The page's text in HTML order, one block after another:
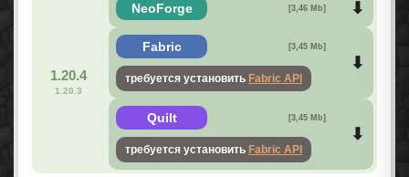
1.20.4
1.20.3
NeoForge [3,46 Mb]
Fabric [3,45 Mb]
требуется установить Fabric API
Quilt [3,45 Mb]
требуется установить Fabric API